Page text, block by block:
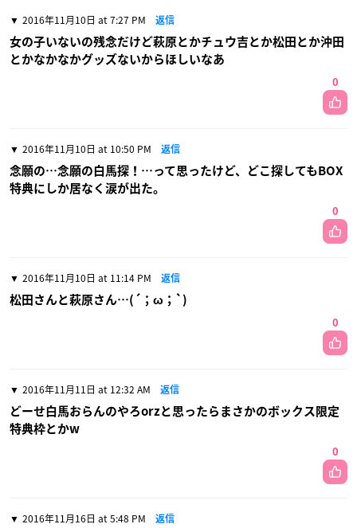
2016年11月10日 at 7:27 PM 返信
女の子いないの残念だけど萩原とかチュウ吉とか松田とか沖田
とかなかなかグッズないからほしいなあ
0
2016年11月10日 at 10:50 PM 返信
念願の…念願の白馬探！…って思ったけど、どこ探してもBOX
特典にしか居なく涙が出た。
0
2016年11月10日 at 11:14 PM 返信
松田さんと萩原さん…(´；ω；`)
0
2016年11月11日 at 12:32 AM 返信
どーせ白馬おらんのやろorzと思ったらまさかのボックス限定
特典枠とかw
0
2016年11月16日 at 5:48 PM 返信